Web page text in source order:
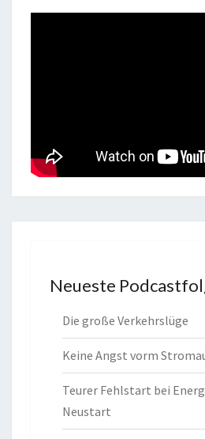
Neueste
Die große Verkehrslüge
Keine Angst vorm
Teurer Fehlstart bei
Neustart